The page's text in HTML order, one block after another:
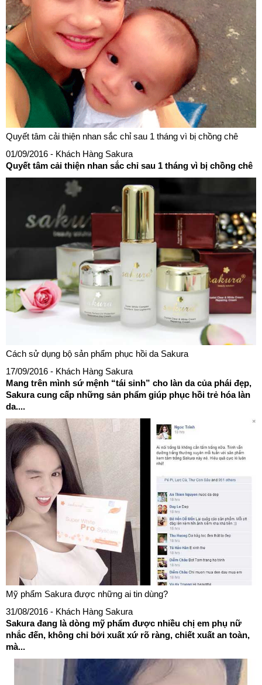
Quyết tâm cải thiện nhan sắc chỉ sau 1 tháng vì bị chồng chê
01/09/2016 - Khách Hàng Sakura
Quyết tâm cải thiện nhan sắc chỉ sau 1 tháng vì bị chồng chê
Cách sử dụng bộ sản phẩm phục hồi da Sakura
17/09/2016 - Khách Hàng Sakura
Mang trên mình sứ mệnh “tái sinh” cho làn da của phái đẹp,
Sakura cung cấp những sản phẩm giúp phục hồi trẻ hóa làn
da....
Mỹ phẩm Sakura được những ai tin dùng?
31/08/2016 - Khách Hàng Sakura
Sakura đang là dòng mỹ phẩm được nhiều chị em phụ nữ
nhắc đến, không chỉ bởi xuất xứ rõ ràng, chiết xuất an toàn,
mà...